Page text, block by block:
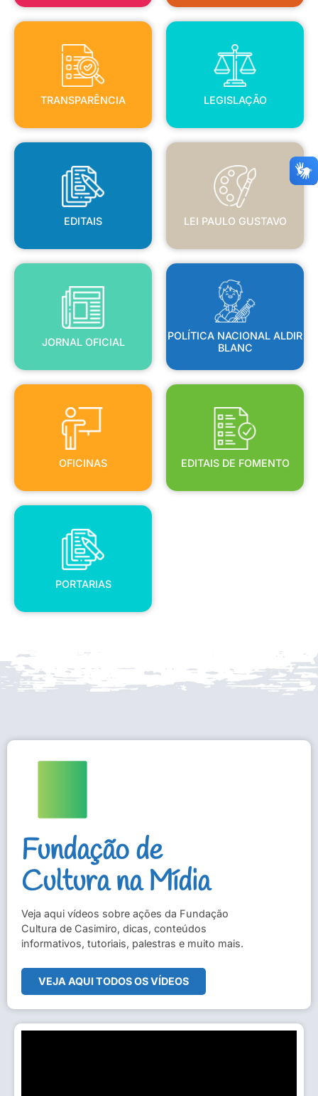
TRANSPARÊNCIA
TRANSPARÊNCIA
LEGISLAÇÃO
LEGISLAÇÃO
EDITAIS
EDITAIS
LEI PAULO GUSTAVO
LEI PAULO GUSTAVO
JORNAL OFICIAL
JORNAL OFICIAL
POLÍTICA NACIONAL ALDIR
BLANC
POLÍTICA NACIONAL ALDIR
BLANC
OFICINAS
OFICINAS
EDITAIS DE FOMENTO
EDITAIS DE FOMENTO
PORTARIAS
PORTARIAS
Fundação de
Cultura na Mídia
Veja aqui vídeos sobre ações da Fundação
Cultura de Casimiro, dicas, conteúdos
informativos, tutoriais, palestras e muito mais.
VEJA AQUI TODOS OS VÍDEOS